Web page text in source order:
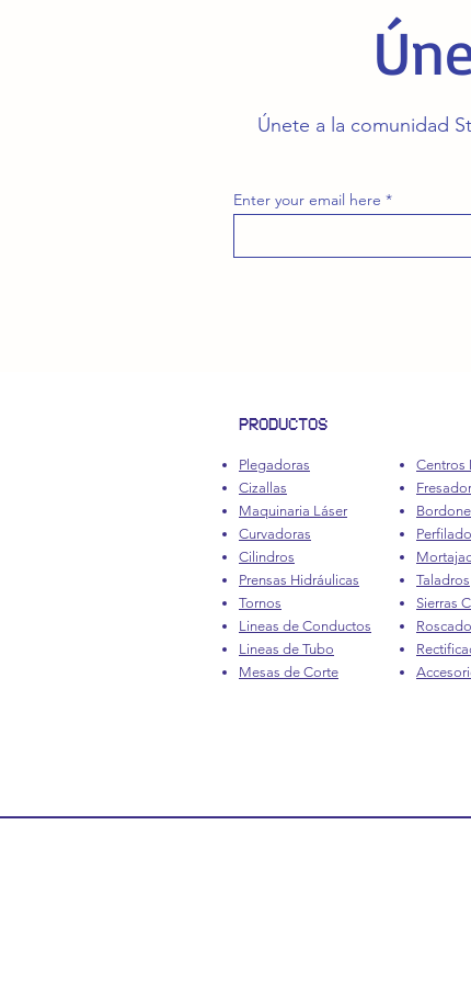
Únete a la comunidad
Enter your email here
PRODUCTOS
Plegadoras
Cizallas
Maquinaria Láser
Curvadoras
Cilindros
Prensas Hidráulicas
Tornos
Lineas de Conductos
Lineas de Tubo
Mesas de Corte
Centros
Taladros
Sierras